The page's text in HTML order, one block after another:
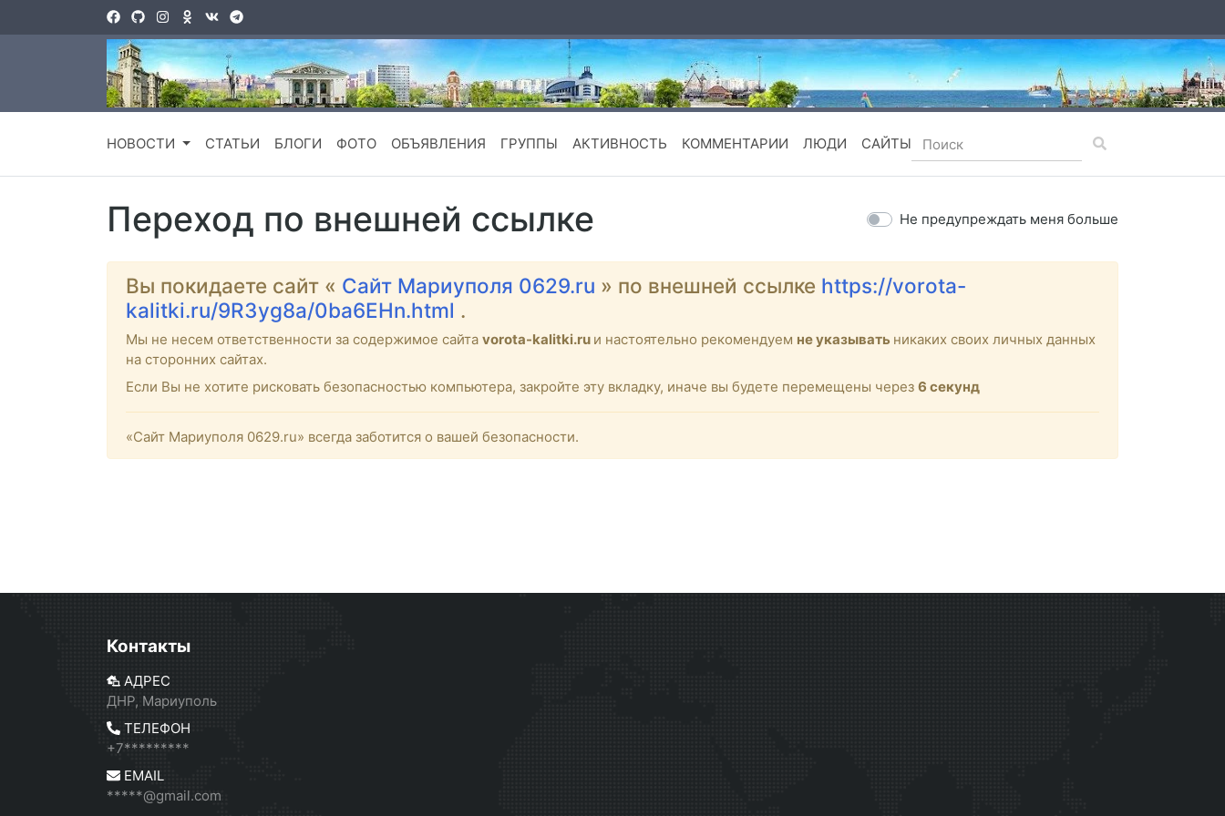
НОВОСТИ СТАТЬИ БЛОГИ ФОТО ОБЪЯВЛЕНИЯ ГРУППЫ АКТИВНОСТЬ КОММЕНТАРИИ ЛЮДИ САЙТЫ
Переход по внешней ссылке Не предупреждать меня больше
Вы покидаете сайт « Сайт Мариуполя 0629.ru » по внешней ссылке https://vorota-
kalitki.ru/9R3yg8a/0ba6EHn.html .
Мы не несем ответственности за содержимое сайта vorota-kalitki.ru и настоятельно рекомендуем не указывать никаких своих личных данных
на сторонних сайтах.
Если Вы не хотите рисковать безопасностью компьютера, закройте эту вкладку, иначе вы будете перемещены через 6 секунд
«Сайт Мариуполя 0629.ru» всегда заботится о вашей безопасности.
Контакты
АДРЕС
ДНР, Мариуполь
ТЕЛЕФОН
+7*********
EMAIL
*****@gmail.com